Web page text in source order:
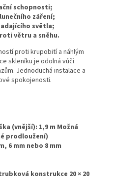
schopnosti;
záření;
světla;
větru a sněhu.
proti krupobití a náhlým
skleníku je odolná vůči
Jednoduchá instalace a
spokojenosti.
(vnější): 1,9 m Možná
prodloužení)
6 mm nebo 8 mm
konstrukce 20 × 20